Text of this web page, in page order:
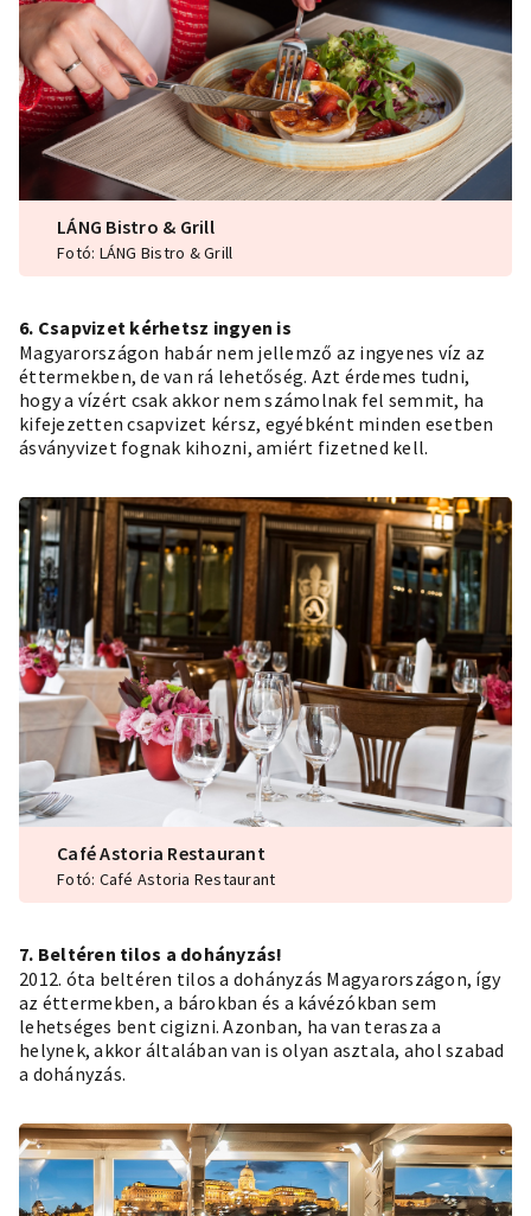
LÁNG Bistro & Grill
Fotó: LÁNG Bistro & Grill
6. Csapvizet kérhetsz ingyen is
Magyarországon habár nem jellemző az ingyenes víz az
éttermekben, de van rá lehetőség. Azt érdemes tudni,
hogy a vízért csak akkor nem számolnak fel semmit, ha
kifejezetten csapvizet kérsz, egyébként minden esetben
ásványvizet fognak kihozni, amiért fizetned kell.
Café Astoria Restaurant
Fotó: Café Astoria Restaurant
7. Beltéren tilos a dohányzás!
2012. óta beltéren tilos a dohányzás Magyarországon, így
az éttermekben, a bárokban és a kávézókban sem
lehetséges bent cigizni. Azonban, ha van terasza a
helynek, akkor általában van is olyan asztala, ahol szabad
a dohányzás.